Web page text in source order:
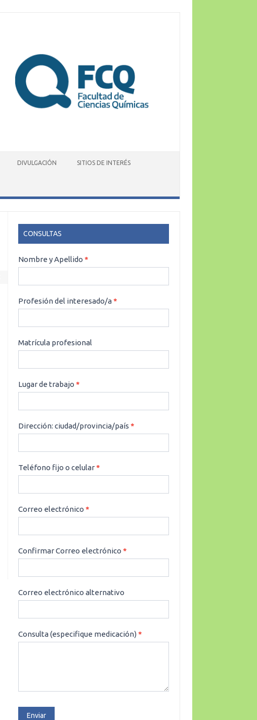
DIVULGACIÓN SITIOS DE INTERÉS
CONSULTAS
CONSULTAS
Nombre y Apellido*
Profesión del interesado/a*
Matrícula profesional
Lugar de trabajo*
Dirección: ciudad/provincia/país*
Teléfono fijo o celular*
Correo electrónico*
Confirmar Correo electrónico*
Correo electrónico alternativo
Consulta (especifique medicación)*
Enviar